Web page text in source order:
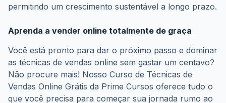
Aprenda a vender online totalmente de graça
Você está pronto para dar o próximo passo e dominar
as técnicas de vendas online sem gastar um centavo?
Não procure mais! Nosso Curso de Técnicas de
Vendas Online Grátis da Prime Cursos oferece tudo o
que você precisa para começar sua jornada rumo ao
sucesso nas vendas pela internet.